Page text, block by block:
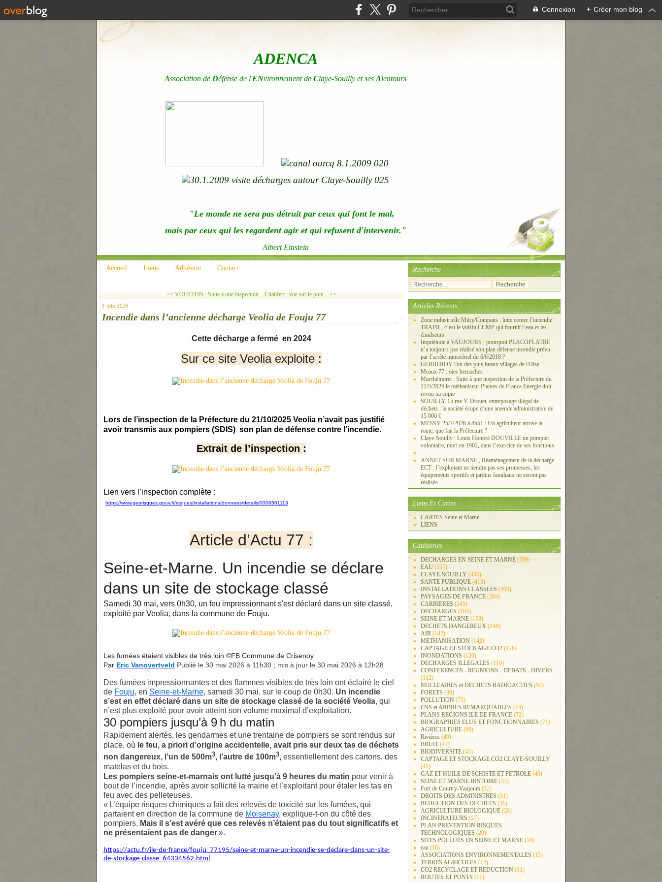
Connexion + Créer mon blog
ADENCA
Association de Défense de l'ENvironnement de Claye-Souilly et ses Alentours
"Le monde ne sera pas détruit par ceux qui font le mal,
mais par ceux qui les regardent agir et qui refusent d'intervenir."
Albert Einstein
Accueil Liens Adhésion Contact
<< VOULTON : Suite à une inspection... Chalifert : vue sur le pont... >>
1 juin 2026
Incendie dans l’ancienne décharge Veolia de Fouju 77
Cette décharge a fermé en 2024
Sur ce site Veolia exploite :
Lors de l’inspection de la Préfecture du 21/10/2025 Veolia n’avait pas justifié
avoir transmis aux pompiers (SDIS) son plan de défense contre l’incendie.
Extrait de l’inspection :
Lien vers l’inspection complète :
https://www.georisques.gouv.fr/risques/installations/donnees/details/0006501113
Article d’Actu 77 :
Seine-et-Marne. Un incendie se déclare
dans un site de stockage classé
Samedi 30 mai, vers 0h30, un feu impressionnant s'est déclaré dans un site classé,
exploité par Veolia, dans la commune de Fouju.
Les fumées étaient visibles de très loin ©FB Commune de Crisenoy
Par Eric Vanovertveld Publié le 30 mai 2026 à 11h30 ; mis à jour le 30 mai 2026 à 12h28
Des fumées impressionnantes et des flammes visibles de très loin ont éclairé le ciel
de Fouju, en Seine-et-Marne, samedi 30 mai, sur le coup de 0h30. Un incendie
s’est en effet déclaré dans un site de stockage classé de la société Veolia, qui
n’est plus exploité pour avoir atteint son volume maximal d’exploitation.
30 pompiers jusqu’à 9 h du matin
Rapidement alertés, les gendarmes et une trentaine de pompiers se sont rendus sur
place, où le feu, a priori d’origine accidentelle, avait pris sur deux tas de déchets
non dangereux, l’un de 500m3, l’autre de 100m3, essentiellement des cartons, des
matelas et du bois.
Les pompiers seine-et-marnais ont lutté jusqu’à 9 heures du matin pour venir à
bout de l’incendie, après avoir sollicité la mairie et l’exploitant pour étaler les tas en
feu avec des pelleteuses.
« L’équipe risques chimiques a fait des relevés de toxicité sur les fumées, qui
partaient en direction de la commune de Moisenay, explique-t-on du côté des
pompiers. Mais il s’est avéré que ces relevés n’étaient pas du tout significatifs et
ne présentaient pas de danger».
https://actu.fr/ile-de-france/fouju_77195/seine-et-marne-un-incendie-se-declare-dans-un-site-
de-stockage-classe_64334562.html
Recherche
Articles Récents
Zone industrielle Mitry/Compans : lutte contre l’incendie
TRAPIL, c’est le voisin CCMP qui fournit l’eau et les
émulseurs
Inquiétude à VAUJOURS : pourquoi PLACOPLATRE
n’a toujours pas réalisé son plan défense incendie prévu
par l’arrêté ministériel du 6/6/2018 ?
GERBEROY l'un des plus beaux villages de l'Oise
Meaux 77 : oies bernaches
Marchémoret : Suite à une inspection de la Préfecture du
22/5/2026 le méthaniseur Plaines de France Energie doit
revoir sa copie
SOUILLY 15 rue V. Drouet, entreposage illégal de
déchets : la société écope d’une amende administrative de
15 000 €
MESSY 25/7/2026 à 8h51 : Un agriculteur arrose la
route, que fait la Préfecture ?
Claye-Souilly : Louis Honoré DOUVILLE un pompier
volontaire, mort en 1902, dans l’exercice de ses fonctions
ANNET SUR MARNE , Réaménagement de la décharge
ECT : l’exploitant ne tiendra pas ses promesses, les
équipements sportifs et jardins familiaux ne seront pas
réalisés
Liens Et Cartes
CARTES Seine et Marne
LIENS
Catégories
DECHARGES EN SEINE ET MARNE (598)
EAU (557)
CLAYE-SOUILLY (435)
SANTE PUBLIQUE (413)
INSTALLATIONS CLASSEES (403)
PAYSAGES DE FRANCE (284)
CARRIERES (245)
DECHARGES (184)
SEINE ET MARNE (153)
DECHETS DANGEREUX (148)
AIR (142)
METHANISATION (142)
CAPTAGE ET STOCKAGE CO2 (128)
INONDATIONS (120)
DECHARGES ILLEGALES (119)
CONFERENCES - REUNIONS - DEBATS - DIVERS
(112)
NUCLEAIRES et DECHETS RADIOACTIFS (92)
FORETS (88)
POLLUTION (75)
ENS et ARBRES REMARQUABLES (74)
PLANS REGIONS ILE DE FRANCE (72)
BIOGRAPHIES ELUS ET FONCTIONNAIRES (71)
AGRICULTURE (69)
Rivières (49)
BRUIT(47)
BIODIVERSITE (43)
CAPTAGE ET STOCKAGE CO2 CLAYE-SOUILLY
(41)
GAZ ET HUILE DE SCHISTE ET PETROLE (40)
SEINE ET MARNE HISTOIRE (33)
Fort de Courtry-Vaujours (32)
DROITS DES ADMINISTRES (31)
REDUCTION DES DECHETS (31)
AGRICULTURE BIOLOGIQUE (28)
INCINERATEURS (27)
PLAN PREVENTION RISQUES
TECHNOLOGIQUES (20)
SITES POLLUES EN SEINE ET MARNE (18)
eau (16)
ASSOCIATIONS ENVIRONNEMENTALES (15)
TERRES AGRICOLES (12)
CO2 RECYCLAGE ET REDUCTION (11)
ROUTES ET PONTS (11)